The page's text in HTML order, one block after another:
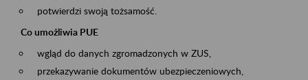
potwierdzi swoją tożsamość.
Co umożliwia PUE
wgląd do danych zgromadzonych w ZUS,
przekazywanie dokumentów ubezpieczeniowych,